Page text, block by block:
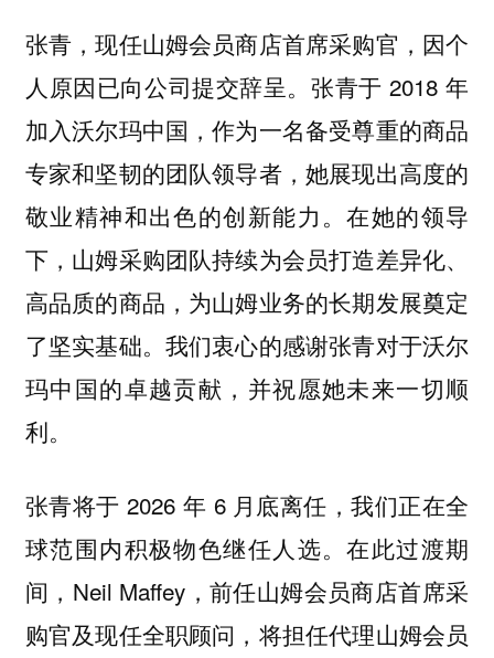
张青，现任山姆会员商店首席采购官，因个
人原因已向公司提交辞呈。张青于 2018 年
加入沃尔玛中国，作为一名备受尊重的商品
专家和坚韧的团队领导者，她展现出高度的
敬业精神和出色的创新能力。在她的领导
下，山姆采购团队持续为会员打造差异化、
高品质的商品，为山姆业务的长期发展奠定
了坚实基础。我们衷心的感谢张青对于沃尔
玛中国的卓越贡献，并祝愿她未来一切顺
利。
张青将于 2026 年 6 月底离任，我们正在全
球范围内积极物色继任人选。在此过渡期
间，Neil Maffey，前任山姆会员商店首席采
购官及现任全职顾问，将担任代理山姆会员